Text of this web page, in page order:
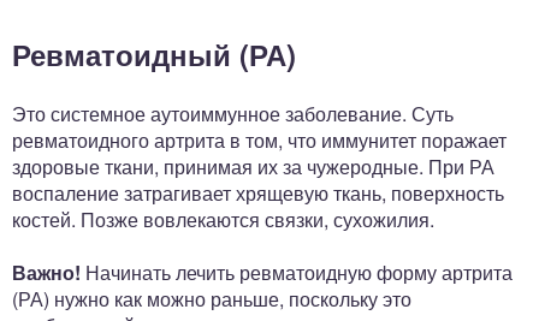
Ревматоидный (РА)
Это системное аутоиммунное заболевание. Суть
ревматоидного артрита в том, что иммунитет поражает
здоровые ткани, принимая их за чужеродные. При РА
воспаление затрагивает хрящевую ткань, поверхность
костей. Позже вовлекаются связки, сухожилия.
Важно! Начинать лечить ревматоидную форму артрита
(РА) нужно как можно раньше, поскольку это